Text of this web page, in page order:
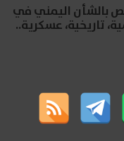
بالشأن اليمني في
تاريخية، عسكرية..